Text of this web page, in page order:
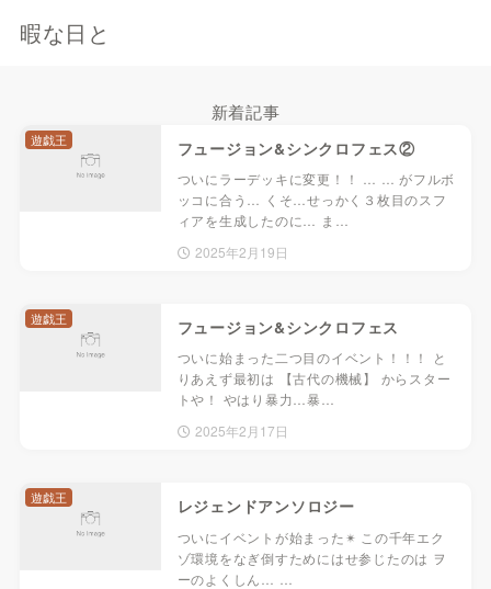
暇な日と
新着記事
フュージョン&シンクロフェス②
ついにラーデッキに変更！！ … … がフルボ
ッコに合う… くそ…せっかく３枚目のスフ
ィアを生成したのに… ま…
2025年2月19日
遊戯王
フュージョン&シンクロフェス
ついに始まった二つ目のイベント！！！ と
りあえず最初は 【古代の機械】 からスター
トや！ やはり暴力…暴…
2025年2月17日
遊戯王
レジェンドアンソロジー
ついにイベントが始まった✴ この千年エク
ゾ環境をなぎ倒すためにはせ参じたのは ヲ
ーのよくしん… …
遊戯王